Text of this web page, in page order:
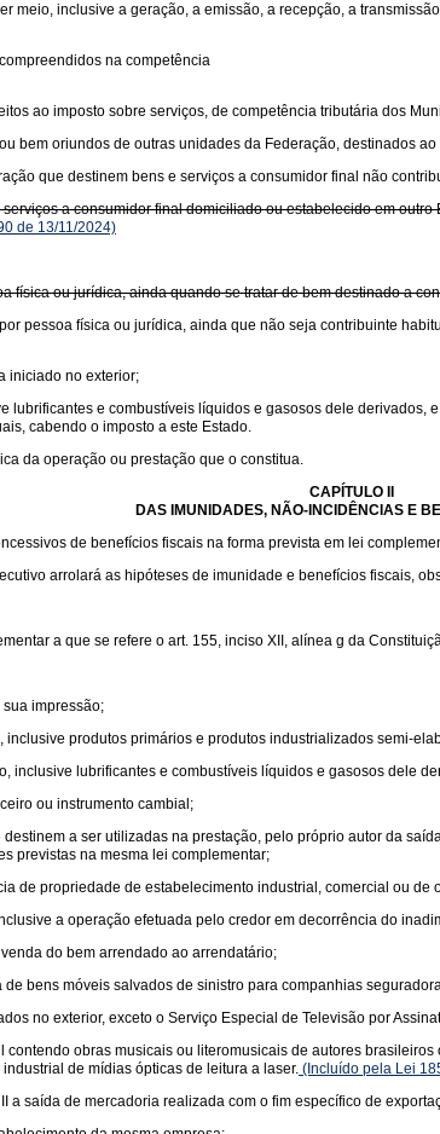
meio, inclusive a geração, a emissão, a recepção, a
na competência
ao imposto sobre serviços, de competência tributária dos
bem oriundos de outras unidades da Federação, destinados
que destinem bens e serviços a consumidor final não
a consumidor final domiciliado ou estabelecido em
de 13/11/2024)
física ou jurídica, ainda quando se tratar de bem destinado a
pessoa física ou jurídica, ainda que não seja contribuinte
iniciado no exterior;
lubrificantes e combustíveis líquidos e gasosos dele
cabendo o imposto a este Estado.
da operação ou prestação que o constitua.
CAPÍTULO II
DAS IMUNIDADES, NÃO-INCIDÊNCIAS E
de benefícios fiscais na forma prevista em lei
arrolará as hipóteses de imunidade e benefícios fiscais,
a que se refere o art. 155, inciso XII, alínea g da
impressão;
produtos primários e produtos industrializados semi-
inclusive lubrificantes e combustíveis líquidos e gasosos dele
ou instrumento cambial;
a ser utilizadas na prestação, pelo próprio autor da
previstas na mesma lei complementar;
de propriedade de estabelecimento industrial, comercial ou de
a operação efetuada pelo credor em decorrência do
do bem arrendado ao arrendatário;
bens móveis salvados de sinistro para companhias
no exterior, exceto o Serviço Especial de Televisão por
obras musicais ou literomusicais de autores
de mídias ópticas de leitura a laser. (Incluído pela Lei
a saída de mercadoria realizada com o fim específico de